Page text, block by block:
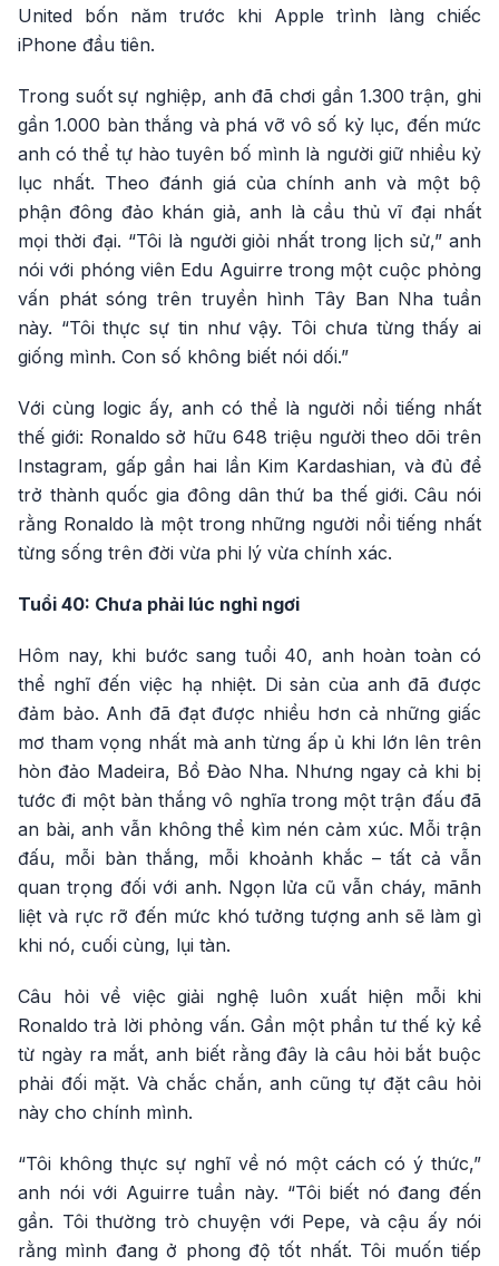
United bốn năm trước khi Apple trình làng chiếc
iPhone đầu tiên.
Trong suốt sự nghiệp, anh đã chơi gần 1.300 trận, ghi
gần 1.000 bàn thắng và phá vỡ vô số kỷ lục, đến mức
anh có thể tự hào tuyên bố mình là người giữ nhiều kỷ
lục nhất. Theo đánh giá của chính anh và một bộ
phận đông đảo khán giả, anh là cầu thủ vĩ đại nhất
mọi thời đại. “Tôi là người giỏi nhất trong lịch sử,” anh
nói với phóng viên Edu Aguirre trong một cuộc phỏng
vấn phát sóng trên truyền hình Tây Ban Nha tuần
này. “Tôi thực sự tin như vậy. Tôi chưa từng thấy ai
giống mình. Con số không biết nói dối.”
Với cùng logic ấy, anh có thể là người nổi tiếng nhất
thế giới: Ronaldo sở hữu 648 triệu người theo dõi trên
Instagram, gấp gần hai lần Kim Kardashian, và đủ để
trở thành quốc gia đông dân thứ ba thế giới. Câu nói
rằng Ronaldo là một trong những người nổi tiếng nhất
từng sống trên đời vừa phi lý vừa chính xác.
Tuổi 40: Chưa phải lúc nghỉ ngơi
Hôm nay, khi bước sang tuổi 40, anh hoàn toàn có
thể nghĩ đến việc hạ nhiệt. Di sản của anh đã được
đảm bảo. Anh đã đạt được nhiều hơn cả những giấc
mơ tham vọng nhất mà anh từng ấp ủ khi lớn lên trên
hòn đảo Madeira, Bồ Đào Nha. Nhưng ngay cả khi bị
tước đi một bàn thắng vô nghĩa trong một trận đấu đã
an bài, anh vẫn không thể kìm nén cảm xúc. Mỗi trận
đấu, mỗi bàn thắng, mỗi khoảnh khắc – tất cả vẫn
quan trọng đối với anh. Ngọn lửa cũ vẫn cháy, mãnh
liệt và rực rỡ đến mức khó tưởng tượng anh sẽ làm gì
khi nó, cuối cùng, lụi tàn.
Câu hỏi về việc giải nghệ luôn xuất hiện mỗi khi
Ronaldo trả lời phỏng vấn. Gần một phần tư thế kỷ kể
từ ngày ra mắt, anh biết rằng đây là câu hỏi bắt buộc
phải đối mặt. Và chắc chắn, anh cũng tự đặt câu hỏi
này cho chính mình.
“Tôi không thực sự nghĩ về nó một cách có ý thức,”
anh nói với Aguirre tuần này. “Tôi biết nó đang đến
gần. Tôi thường trò chuyện với Pepe, và cậu ấy nói
rằng mình đang ở phong độ tốt nhất. Tôi muốn tiếp